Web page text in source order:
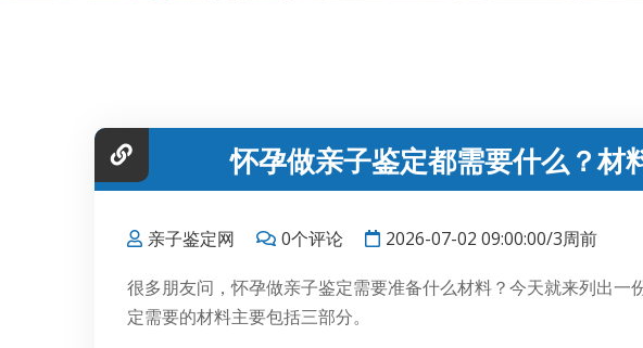
怀孕做亲子鉴定都需要什么？材
亲子鉴定网 0个评论 2026-07-02 09:00:00/3周前
很多朋友问，怀孕做亲子鉴定需要准备什么材料？ 今天就来列出一
定需要的材料主要包括三部分。